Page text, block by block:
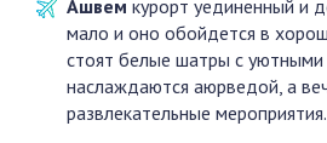
Ашвем курорт уединенный и
мало и оно обойдется в
стоят белые шатры с
наслаждаются аюрведой, а
развлекательные мероприятия.